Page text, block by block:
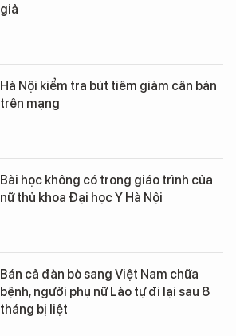
giả
Hà Nội kiểm tra bút tiêm giảm cân bán
trên mạng
Bài học không có trong giáo trình của
nữ thủ khoa Đại học Y Hà Nội
Bán cả đàn bò sang Việt Nam chữa
bệnh, người phụ nữ Lào tự đi lại sau 8
tháng bị liệt